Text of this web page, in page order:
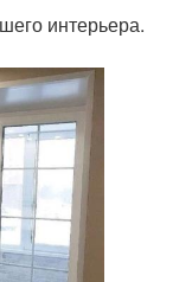
интерьера.